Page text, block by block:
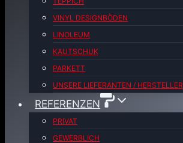
VINYL DESIGNBÖDEN
LINOLEUM
KAUTSCHUK
PARKETT
UNSERE LIEFERANTEN / HERSTELLER
REFERENZEN
PRIVAT
GEWERBLICH